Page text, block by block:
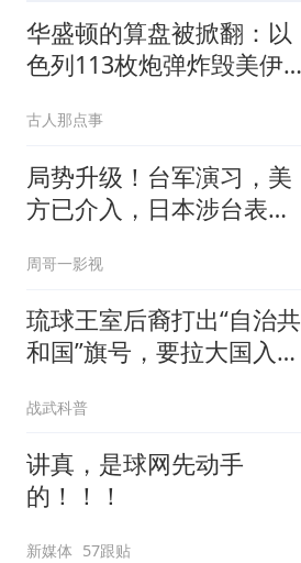
华盛顿的算盘被掀翻：以
色列113枚炮弹炸毁美伊
局
古人那点事
局势升级！台军演习，美
方已介入，日本涉台表述
周哥一影视
琉球王室后裔打出“自治共
和国”旗号，要拉大国入局
战武科普
讲真，是球网先动手
的！！！
新媒体 57跟贴